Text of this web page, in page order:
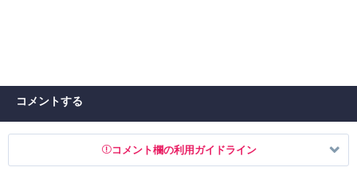
コメントする
コメント欄の利用ガイドライン